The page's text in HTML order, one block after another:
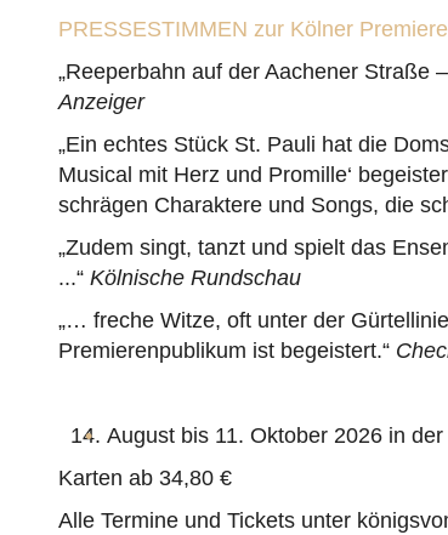
PRESSESTIMMEN zur Kölner
„Reeperbahn auf der Aachener Straße
Anzeiger
„Ein echtes Stück St. Pauli hat die
Musical mit Herz und Promille‘
schrägen Charaktere und Songs, die
„Zudem singt, tanzt und spielt das
...“ Kölnische Rundschau
„… freche Witze, oft unter der
Premierenpublikum ist begeistert.“
August bis 11. Oktober 2026 in
Karten ab 34,80 €
Alle Termine und Tickets unter